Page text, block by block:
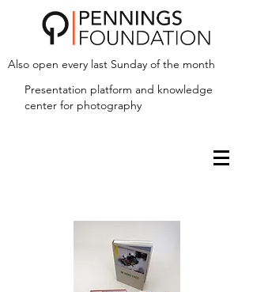
Also open every last Sunday of the month
Presentation platform and knowledge
center for photography